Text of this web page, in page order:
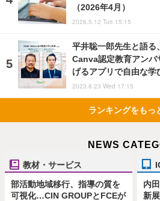
（2026年4月）
2026.5.12 Tue 15:15
平井聡一郎先生と語る
Canva認定教育アン
げるアプリで自由な学
2023.8.23 Wed 17:15
ランキングをもっ
NEWS
教材・サービス
部活動地域移行、指導の質を
可視化…CIN GROUPとFCEが
内
新